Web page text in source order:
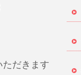
だきます